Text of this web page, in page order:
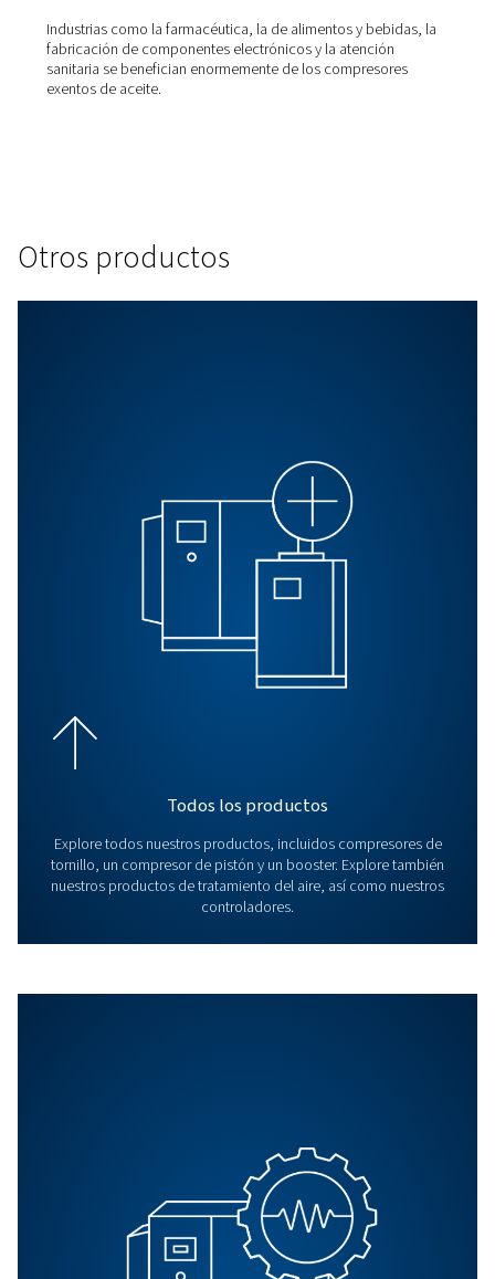
Compresor de tornillo con inyección de
WisAIR
Aire puro, ahorros inteligentes. La serie WisAIR de
¿Por qué elegir
compresores exentos de
Con nuestra amplia experiencia y tecnología
ofrecemos una gama completa de
de aceite diseñados para ofrecer eficiencia,
rendimiento. Sea cual sea su aplicación,
nuestras soluciones para suministrar aire
PREGUNTAS FRECUENTES
¿Cómo garantizan los
Los compresores exentos de aceite utilizan una
tecnología para eliminar la necesidad de aceite en el
de compresión, lo que garantiza que el aire producido
libre de contaminantes derivados del aceite.